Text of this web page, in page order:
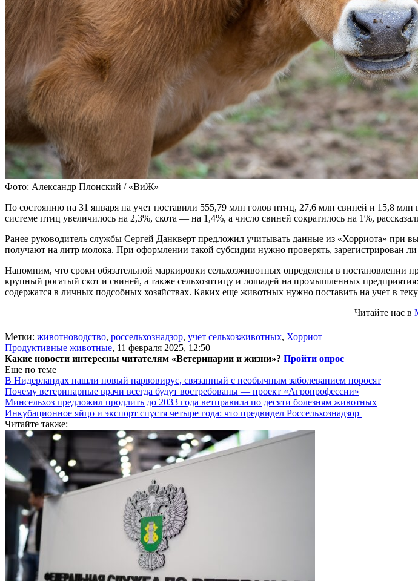
Фото: Александр Плонский / «ВиЖ»
По состоянию на 31 января на учет поставили 555,79 млн голов птиц, 27,6 млн свиней и 15,8 млн
системе птиц увеличилось на 2,3%, скота — на 1,4%, а число свиней сократилось на 1%,
Ранее руководитель службы Сергей Данкверт предложил учитывать данные из «Хорриота» при
получают на литр молока. При оформлении такой субсидии нужно проверять, зарегистрирован
Напомним, что сроки обязательной маркировки сельхозживотных определены в постановлении
крупный рогатый скот и свиней, а также сельхозптицу и лошадей на промышленных
содержатся в личных подсобных хозяйствах. Каких еще животных нужно поставить на учет в
Читайте нас в
Метки: животноводство, россельхознадзор, учет сельхозживотных, Хорриот
Продуктивные животные, 11 февраля 2025, 12:50
Какие новости интересны читателям «Ветеринарии и жизни»? Пройти опрос
Еще по теме
В Нидерландах нашли новый парвовирус, связанный с необычным заболеванием поросят
Почему ветеринарные врачи всегда будут востребованы — проект «Агропрофессии»
Минсельхоз предложил продлить до 2033 года ветправила по десяти болезням животных
Инкубационное яйцо и экспорт спустя четыре года: что предвидел Россельхознадзор
Читайте также: